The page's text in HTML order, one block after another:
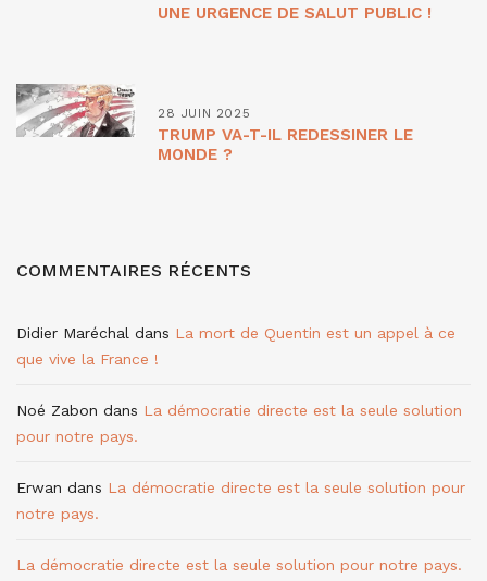
UNE URGENCE DE SALUT PUBLIC !
28 JUIN 2025
TRUMP VA-T-IL REDESSINER LE
MONDE ?
COMMENTAIRES RÉCENTS
Didier Maréchal dans La mort de Quentin est un appel à ce
que vive la France !
Noé Zabon dans La démocratie directe est la seule solution
pour notre pays.
Erwan dans La démocratie directe est la seule solution pour
notre pays.
La démocratie directe est la seule solution pour notre pays.